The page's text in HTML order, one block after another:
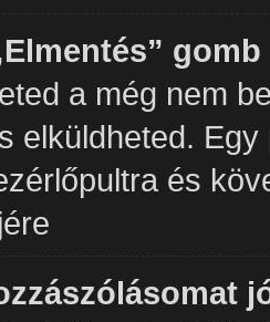
a még nem
elküldheted.
és